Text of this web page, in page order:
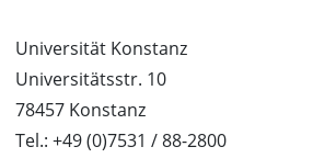
Universität Konstanz
Universitätsstr. 10
78457 Konstanz
Tel.: +49 (0)7531 / 88-2800